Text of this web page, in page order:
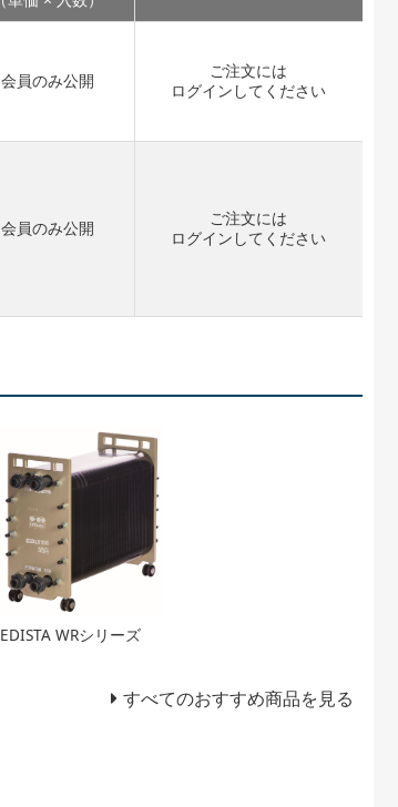
会員のみ公開
ご注文には
ログイン してください
会員のみ公開
ご注文には
ログイン してください
EDISTA WRシリーズ
すべてのおすすめ商品を見る